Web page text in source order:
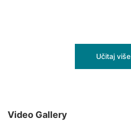
Učitaj više
Video Gallery